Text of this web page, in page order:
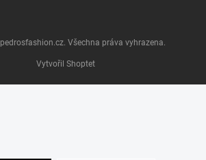
Vytvořil Shoptet
pedrosfashion.cz. Všechna práva vyhrazena.